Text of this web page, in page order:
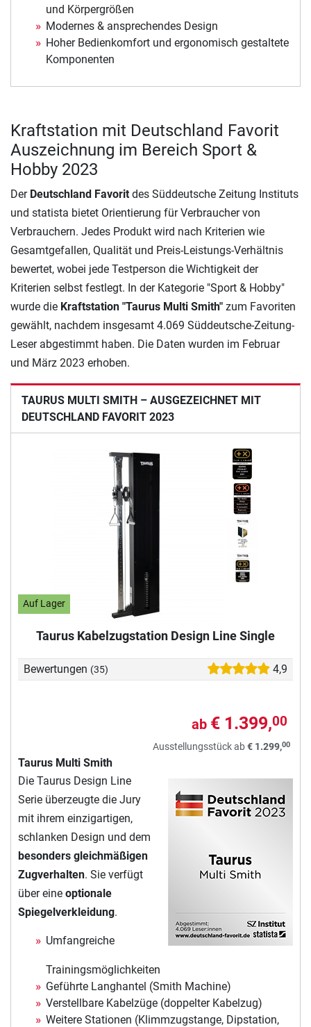
und Körpergrößen
Modernes & ansprechendes Design
Hoher Bedienkomfort und ergonomisch gestaltete
Komponenten
Kraftstation mit Deutschland Favorit
Auszeichnung im Bereich Sport &
Hobby 2023
Der Deutschland Favorit des Süddeutsche Zeitung Instituts
und statista bietet Orientierung für Verbraucher von
Verbrauchern. Jedes Produkt wird nach Kriterien wie
Gesamtgefallen, Qualität und Preis-Leistungs-Verhältnis
bewertet, wobei jede Testperson die Wichtigkeit der
Kriterien selbst festlegt. In der Kategorie "Sport & Hobby"
wurde die Kraftstation "Taurus Multi Smith" zum Favoriten
gewählt, nachdem insgesamt 4.069 Süddeutsche-Zeitung-
Leser abgestimmt haben. Die Daten wurden im Februar
und März 2023 erhoben.
TAURUS MULTI SMITH – AUSGEZEICHNET MIT
DEUTSCHLAND FAVORIT 2023
Auf Lager
Taurus Kabelzugstation Design Line Single
Bewertungen (35) 4,9
ab € 1.399,00
Ausstellungsstück ab€ 1.299,00
Taurus Multi Smith
Die Taurus Design Line
Serie überzeugte die Jury
mit ihrem einzigartigen,
schlanken Design und dem
besonders gleichmäßigen
Zugverhalten. Sie verfügt
über eine optionale
Spiegelverkleidung.
Umfangreiche
Trainingsmöglichkeiten
Geführte Langhantel (Smith Machine)
Verstellbare Kabelzüge (doppelter Kabelzug)
Weitere Stationen (Klimmzugstange, Dipstation,